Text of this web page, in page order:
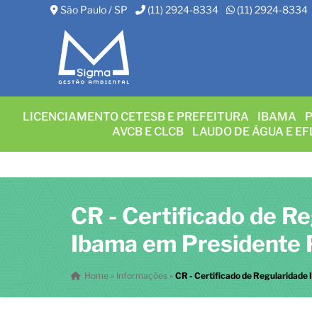
São Paulo / SP (11) 2924-8334 (11) 2924-8334
LICENCIAMENTO CETESB E PREFEITURA IBAMA
AVCB E CLCB
LAUDO DE ÁGUA E
CR - Certificado de
Ibama em Presidente
Home » Informações »CR - Certificado de